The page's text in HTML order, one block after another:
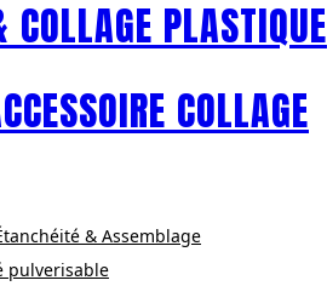
PLASTIQUE
COLLAGE
& Assemblage
pulverisable